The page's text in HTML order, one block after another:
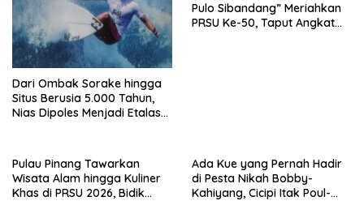
Dari Ombak Sorake hingga
Situs Berusia 5.000 Tahun,
Nias Dipoles Menjadi Etalase
Pulo Sibandang” Meriahkan
PRSU Ke-50, Taput Angkat
Pulau Pinang Tawarkan
Wisata Alam hingga Kuliner
Khas di PRSU 2026, Bidik
Ada Kue yang Pernah Hadir
di Pesta Nikah Bobby-
Kahiyang, Cicipi Itak Poul-